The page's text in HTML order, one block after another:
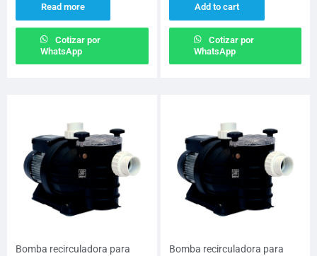
Read more
Cotizar por
WhatsApp
Add to cart
Cotizar por
WhatsApp
Bomba recirculadora para
Bomba recirculadora para